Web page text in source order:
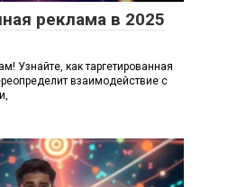
реклама в 2025
Узнайте, как таргетированная
взаимодействие с